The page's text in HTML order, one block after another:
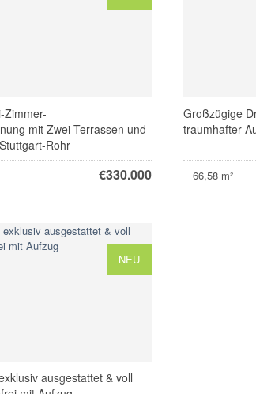
Zimmer-
mit Zwei Terrassen und
Rohr
€330.000
Großzügige
traumhafter
66,58 m²
NEU
ausgestattet & voll